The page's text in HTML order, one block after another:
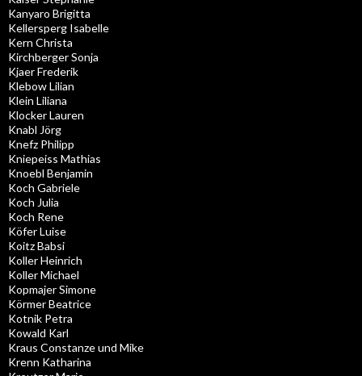
Kanyaro Brigitta
Kellersperg Isabelle
Kern Christa
Kirchberger Sonja
Kjaer Frederik
Klebow Lilian
Klein Liliana
Klocker Lauren
Knabl Jörg
Knefz Philipp
Kniepeiss Mathias
Knoebl Benjamin
Koch Gabriele
Koch Julia
Koch Rene
Köfer Luise
Koitz Babsi
Koller Heinrich
Koller Michael
Kopmajer Simone
Körmer Beatrice
Kotnik Petra
Kowald Karl
Kraus Constanze und Mike
Krenn Katharina